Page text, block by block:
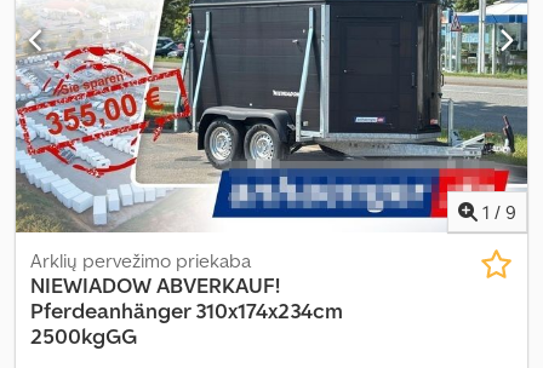
1 / 9
Arklių pervežimo priekaba
NIEWIADOWABVERKAUF!
Pferdeanhänger 310x174x234cm
2500kgGG